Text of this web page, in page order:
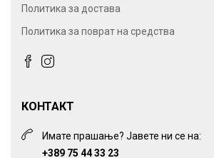
Политика за достава
Политика за поврат на средства
КОНТАКТ
Имате прашање? Јавете ни се на:
+389 75 44 33 23